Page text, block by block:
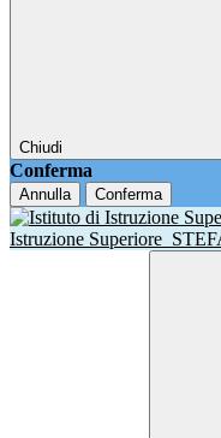
Chiudi
Conferma
Annulla Conferma
Istruzione Superiore